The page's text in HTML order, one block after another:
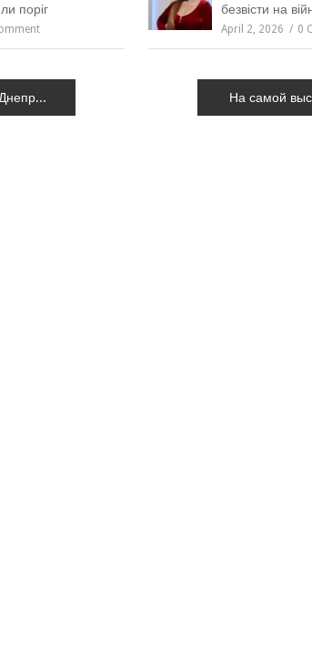
поріг
безвісти на
April 2, 2026 0
Полиция задержала в Днепропетровске двух грабителей